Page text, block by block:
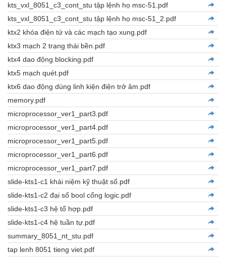
kts_vxl_8051_c3_cont_stu tập lệnh họ msc-51.pdf
kts_vxl_8051_c3_cont_stu tập lệnh họ msc-51_2.pdf
ktx2 khóa điện tử và các mạch tạo xung.pdf
ktx3 mạch 2 trạng thái bền.pdf
ktx4 dao động blocking.pdf
ktx5 mạch quét.pdf
ktx6 dao động dùng linh kiện điện trở âm.pdf
memory.pdf
microprocessor_ver1_part3.pdf
microprocessor_ver1_part4.pdf
microprocessor_ver1_part5.pdf
microprocessor_ver1_part6.pdf
microprocessor_ver1_part7.pdf
slide-kts1-c1 khái niệm kỹ thuật số.pdf
slide-kts1-c2 đại số bool cổng logic.pdf
slide-kts1-c3 hệ tổ hợp.pdf
slide-kts1-c4 hệ tuần tự.pdf
summary_8051_nt_stu.pdf
tap lenh 8051 tieng viet.pdf